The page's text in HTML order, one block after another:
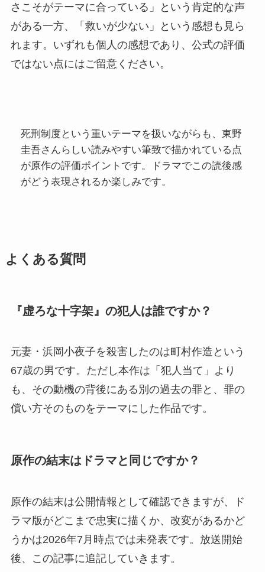
さこそがテーマに合っている」という肯定的な声
がある一方、「救いが少ない」という感想も見ら
れます。いずれも個人の感想であり、公式の評価
ではない点にはご留意ください。
死刑制度という重いテーマを扱いながらも、東野
圭吾さんらしい読みやすい筆致で描かれている点
が原作の評価ポイントです。ドラマでこの読後感
がどう表現されるか楽しみです。
よくある質問
『虚ろな十字架』の犯人は誰ですか？
元妻・浜岡小夜子を殺害したのは町村作造という
67歳の男です。ただし本作は「犯人当て」より
も、その動機の背後にある別の過去の罪と、罪の
償い方そのものをテーマにした作品です。
原作の結末はドラマと同じですか？
原作の結末は公開情報として確認できますが、ド
ラマ版がどこまで忠実に描くか、改変があるかど
うかは2026年7月時点では未発表です。放送開始
後、この記事に追記していきます。